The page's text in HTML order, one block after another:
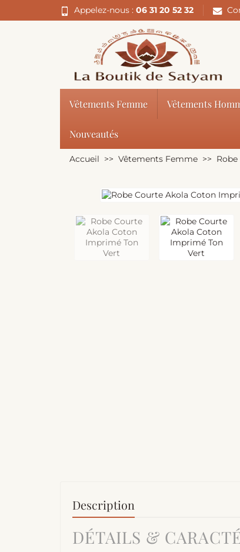
Appelez-nous : 06 31 20 52 32
Vêtements Femme Vêtements
Nouveautés
Accueil Vêtements Femme Robe
Description
DÉTAILS &